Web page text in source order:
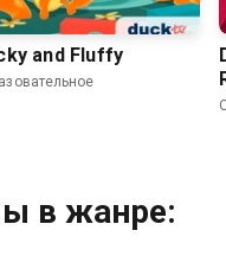
and Fluffy
в жанре: